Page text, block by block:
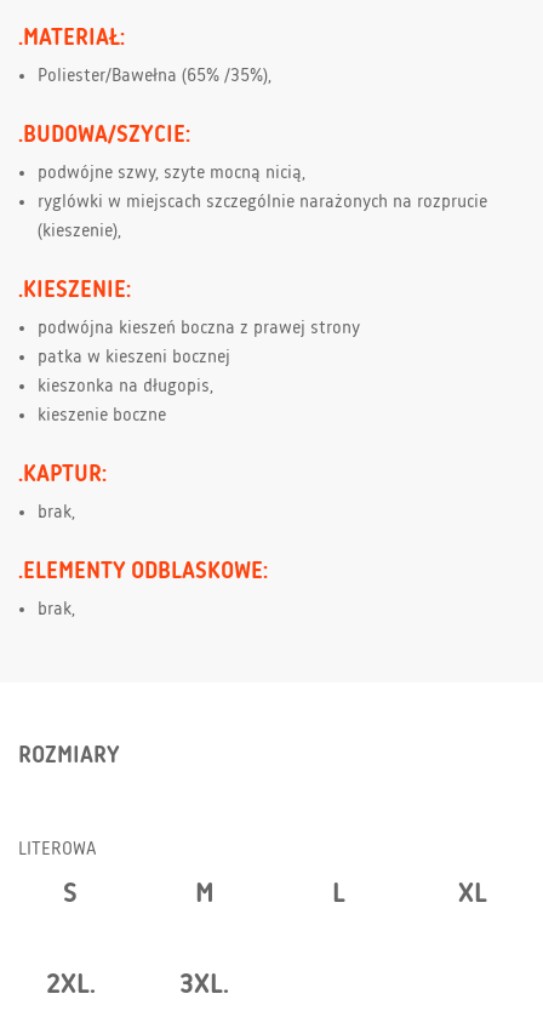
.MATERIAŁ:
Poliester/Bawełna (65% /35%),
.BUDOWA/SZYCIE:
podwójne szwy, szyte mocną nicią,
ryglówki w miejscach szczególnie narażonych na rozprucie
(kieszenie),
.KIESZENIE:
podwójna kieszeń boczna z prawej strony
patka w kieszeni bocznej
kieszonka na długopis,
kieszenie boczne
.KAPTUR:
brak,
.ELEMENTY ODBLASKOWE:
brak,
ROZMIARY
LITEROWA
S M L XL
2XL. 3XL.